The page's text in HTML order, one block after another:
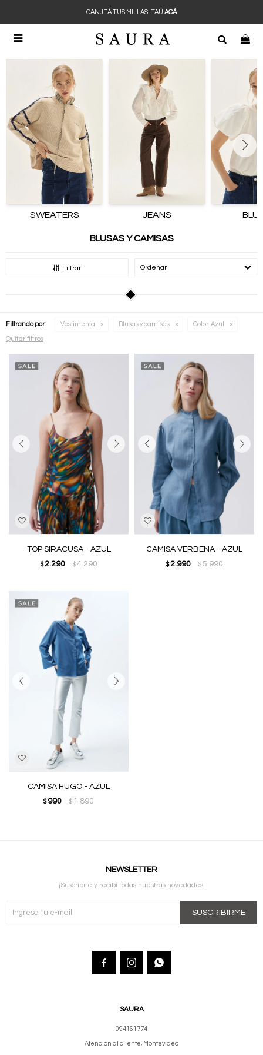

CANJEÁ TUS MILLAS ITAÚ ACÁ
SWEATERS JEANS
BLUSAS Y CAMISAS
Filtrar Recomendados
Filtrando por: Vestimenta Blusas y camisas Color: Azul
Quitar filtros
TOP SIRACUSA - AZUL
$ 2.290 $4.290
CAMISA VERBENA - AZUL
$ 2.990 $5.990
CAMISA HUGO - AZUL
$ 990 $1.890
SAURA
094161774
Atención al cliente, Montevideo
NEWSLETTER
¡Suscribite y recibí todas nuestras novedades!
SUSCRIBIRME
  